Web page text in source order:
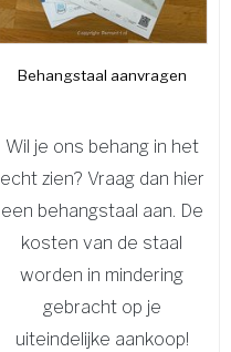
Behangstaal aanvragen
Wil je ons behang in het
echt zien? Vraag dan hier
een behangstaal aan. De
kosten van de staal
worden in mindering
gebracht op je
uiteindelijke aankoop!